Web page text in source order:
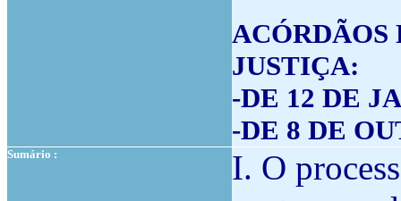
ACÓRDÃOS
JUSTIÇA:
-DE 12 DE
-DE 8 DE
Sumário :
I. O